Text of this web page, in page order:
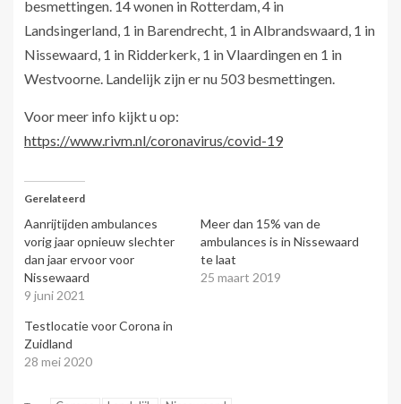
besmettingen. 14 wonen in Rotterdam, 4 in
Landsingerland, 1 in Barendrecht, 1 in Albrandswaard, 1 in
Nissewaard, 1 in Ridderkerk, 1 in Vlaardingen en 1 in
Westvoorne. Landelijk zijn er nu 503 besmettingen.
Voor meer info kijkt u op:
https://www.rivm.nl/coronavirus/covid-19
Gerelateerd
Aanrijtijden ambulances
vorig jaar opnieuw slechter
dan jaar ervoor voor
Nissewaard
9 juni 2021
Meer dan 15% van de
ambulances is in Nissewaard
te laat
25 maart 2019
Testlocatie voor Corona in
Zuidland
28 mei 2020